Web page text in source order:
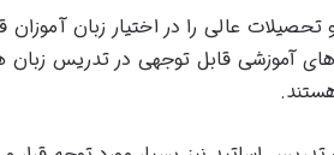
عالی را در اختیار زبان
آموزشی قابل توجهی در تدریس زبان